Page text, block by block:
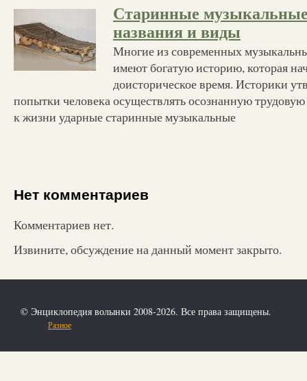
Старинные
названия и виды
Многие из современных
имеют богатую историю, которая
доисторическое время. Историки
попытки человека осуществлять осознанную трудовую
к жизни ударные старинные музыкальные
Нет комментариев
Комментариев нет.
Извините, обсуждение на данный момент закрыто.
© Энциклопедия волынки 2008-2026. Все права защищены.
Разное